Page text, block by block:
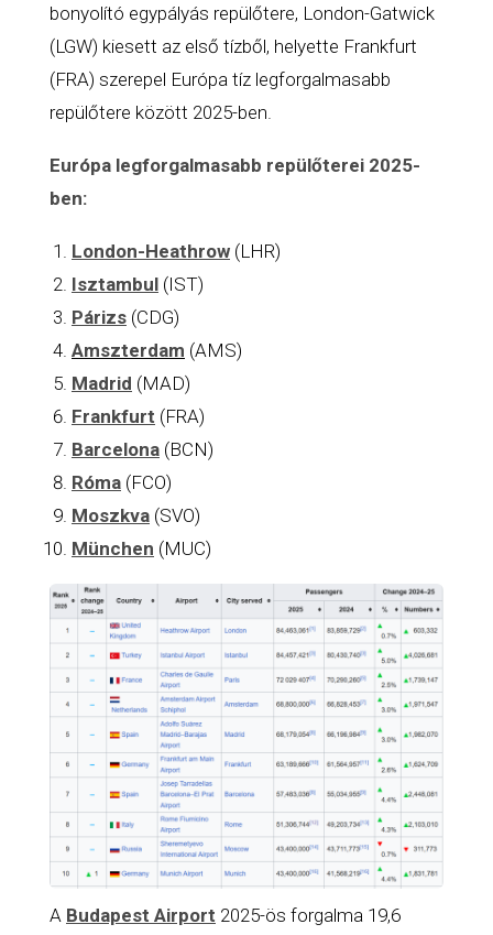
bonyolító egypályás repülőtere, London-Gatwick
(LGW) kiesett az első tízből, helyette Frankfurt
(FRA) szerepel Európa tíz legforgalmasabb
repülőtere között 2025-ben.
Európa legforgalmasabb repülőterei 2025-
ben:
London-Heathrow (LHR)
Isztambul (IST)
Párizs (CDG)
Amszterdam (AMS)
Madrid (MAD)
Frankfurt (FRA)
Barcelona (BCN)
Róma (FCO)
Moszkva (SVO)
München (MUC)
A Budapest Airport 2025-ös forgalma 19,6